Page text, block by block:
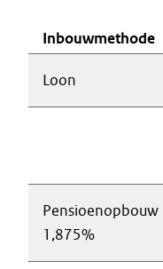
Inbouwmethode
Loon
Pensioenopbouw
1,875%